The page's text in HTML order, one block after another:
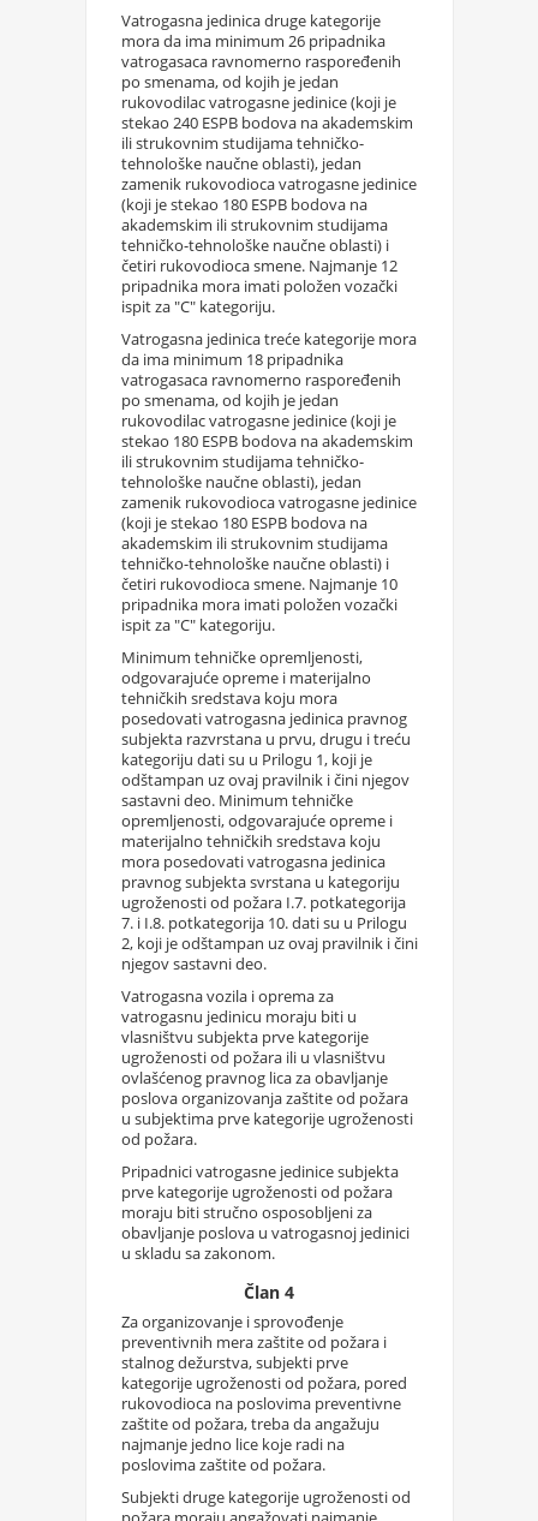
Vatrogasna jedinica druge kategorije
mora da ima minimum 26 pripadnika
vatrogasaca ravnomerno raspoređenih
po smenama, od kojih je jedan
rukovodilac vatrogasne jedinice (koji je
stekao 240 ESPB bodova na akademskim
ili strukovnim studijama tehničko-
tehnološke naučne oblasti), jedan
zamenik rukovodioca vatrogasne jedinice
(koji je stekao 180 ESPB bodova na
akademskim ili strukovnim studijama
tehničko-tehnološke naučne oblasti) i
četiri rukovodioca smene. Najmanje 12
pripadnika mora imati položen vozački
ispit za "C" kategoriju.
Vatrogasna jedinica treće kategorije mora
da ima minimum 18 pripadnika
vatrogasaca ravnomerno raspoređenih
po smenama, od kojih je jedan
rukovodilac vatrogasne jedinice (koji je
stekao 180 ESPB bodova na akademskim
ili strukovnim studijama tehničko-
tehnološke naučne oblasti), jedan
zamenik rukovodioca vatrogasne jedinice
(koji je stekao 180 ESPB bodova na
akademskim ili strukovnim studijama
tehničko-tehnološke naučne oblasti) i
četiri rukovodioca smene. Najmanje 10
pripadnika mora imati položen vozački
ispit za "C" kategoriju.
Minimum tehničke opremljenosti,
odgovarajuće opreme i materijalno
tehničkih sredstava koju mora
posedovati vatrogasna jedinica pravnog
subjekta razvrstana u prvu, drugu i treću
kategoriju dati su u Prilogu 1, koji je
odštampan uz ovaj pravilnik i čini njegov
sastavni deo. Minimum tehničke
opremljenosti, odgovarajuće opreme i
materijalno tehničkih sredstava koju
mora posedovati vatrogasna jedinica
pravnog subjekta svrstana u kategoriju
ugroženosti od požara I.7. potkategorija
7. i I.8. potkategorija 10. dati su u Prilogu
2, koji je odštampan uz ovaj pravilnik i čini
njegov sastavni deo.
Vatrogasna vozila i oprema za
vatrogasnu jedinicu moraju biti u
vlasništvu subjekta prve kategorije
ugroženosti od požara ili u vlasništvu
ovlašćenog pravnog lica za obavljanje
poslova organizovanja zaštite od požara
u subjektima prve kategorije ugroženosti
od požara.
Pripadnici vatrogasne jedinice subjekta
prve kategorije ugroženosti od požara
moraju biti stručno osposobljeni za
obavljanje poslova u vatrogasnoj jedinici
u skladu sa zakonom.
Član 4
Za organizovanje i sprovođenje
preventivnih mera zaštite od požara i
stalnog dežurstva, subjekti prve
kategorije ugroženosti od požara, pored
rukovodioca na poslovima preventivne
zaštite od požara, treba da angažuju
najmanje jedno lice koje radi na
poslovima zaštite od požara.
Subjekti druge kategorije ugroženosti od